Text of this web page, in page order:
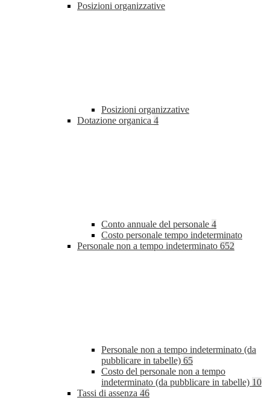
Posizioni organizzative
Posizioni organizzative
Dotazione organica 4
Conto annuale del personale 4
Costo personale tempo indeterminato
Personale non a tempo indeterminato 652
Personale non a tempo indeterminato (da
pubblicare in tabelle) 65
Costo del personale non a tempo
indeterminato (da pubblicare in tabelle) 10
Tassi di assenza 46